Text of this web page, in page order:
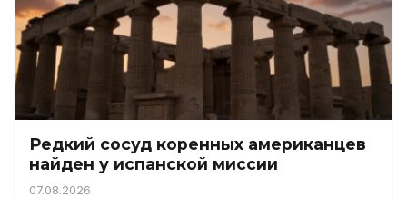
Редкий сосуд коренных американцев
найден у испанской миссии
07.08.2026